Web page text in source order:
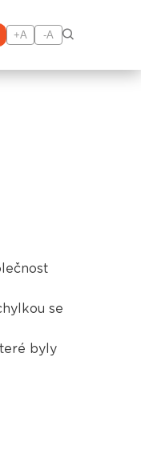
+A -A
se
byly